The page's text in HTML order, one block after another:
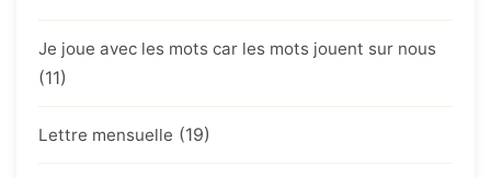
Je joue avec les mots car les mots jouent sur nous
(11)
Lettre mensuelle (19)